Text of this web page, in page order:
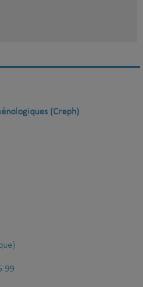
(Creph)
99